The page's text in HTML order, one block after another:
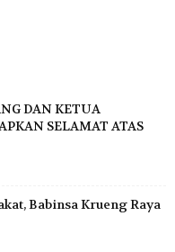
DAN KETUA
SELAMAT ATAS
Babinsa Krueng Raya